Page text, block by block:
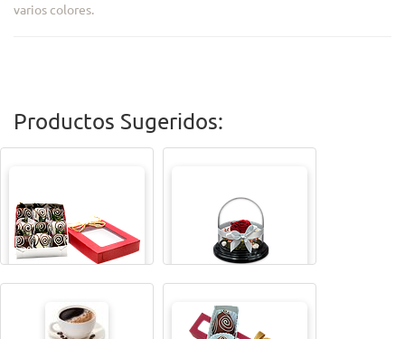
varios colores.
Productos Sugeridos:
CAJITA MAGICAX9 TODA UNA VIDA ROSA